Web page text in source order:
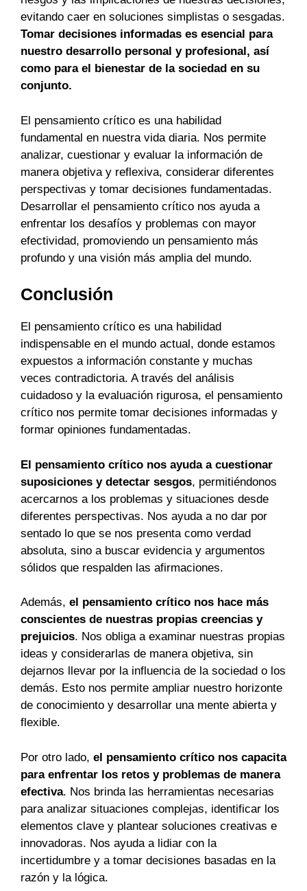
evitando caer en soluciones simplistas o sesgadas.
Tomar decisiones informadas es esencial para
nuestro desarrollo personal y profesional, así
como para el bienestar de la sociedad en su
conjunto.
El pensamiento crítico es una habilidad
fundamental en nuestra vida diaria. Nos permite
analizar, cuestionar y evaluar la información de
manera objetiva y reflexiva, considerar diferentes
perspectivas y tomar decisiones fundamentadas.
Desarrollar el pensamiento crítico nos ayuda a
enfrentar los desafíos y problemas con mayor
efectividad, promoviendo un pensamiento más
profundo y una visión más amplia del mundo.
Conclusión
El pensamiento crítico es una habilidad
indispensable en el mundo actual, donde estamos
expuestos a información constante y muchas
veces contradictoria. A través del análisis
cuidadoso y la evaluación rigurosa, el pensamiento
crítico nos permite tomar decisiones informadas y
formar opiniones fundamentadas.
El pensamiento crítico nos ayuda a cuestionar
suposiciones y detectar sesgos, permitiéndonos
acercarnos a los problemas y situaciones desde
diferentes perspectivas. Nos ayuda a no dar por
sentado lo que se nos presenta como verdad
absoluta, sino a buscar evidencia y argumentos
sólidos que respalden las afirmaciones.
Además, el pensamiento crítico nos hace más
conscientes de nuestras propias creencias y
prejuicios. Nos obliga a examinar nuestras propias
ideas y considerarlas de manera objetiva, sin
dejarnos llevar por la influencia de la sociedad o los
demás. Esto nos permite ampliar nuestro horizonte
de conocimiento y desarrollar una mente abierta y
flexible.
Por otro lado, el pensamiento crítico nos capacita
para enfrentar los retos y problemas de manera
efectiva. Nos brinda las herramientas necesarias
para analizar situaciones complejas, identificar los
elementos clave y plantear soluciones creativas e
innovadoras. Nos ayuda a lidiar con la
incertidumbre y a tomar decisiones basadas en la
razón y la lógica.